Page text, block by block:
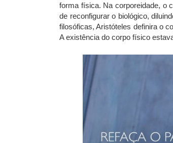
forma física. Na corporeidade, o
de reconfigurar o biológico,
filosóficas, Aristóteles definira o
A existência do corpo físico